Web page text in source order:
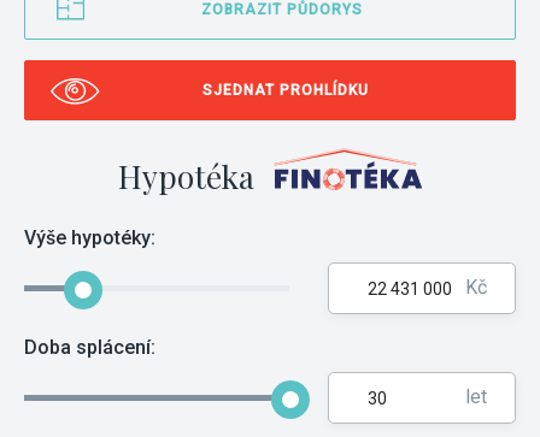
ZOBRAZIT PŮDORYS
SJEDNAT PROHLÍDKU
Hypotéka
Výše hypotéky:
Kč
Doba splácení:
let